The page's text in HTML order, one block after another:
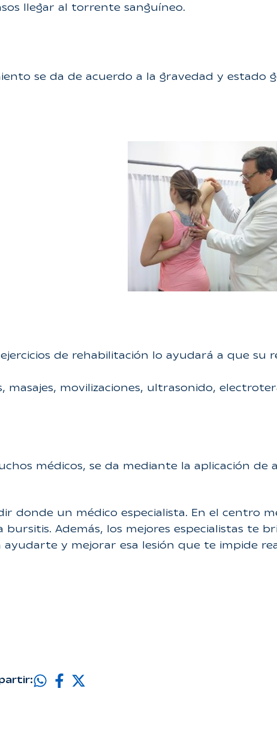
llegar al torrente sanguíneo.
se da de acuerdo a la gravedad y estado
de rehabilitación lo ayudará a que su
movilizaciones, ultrasonido,
médicos, se da mediante la aplicación de
un médico especialista. En el centro
Además, los mejores especialistas te
y mejorar esa lesión que te impide